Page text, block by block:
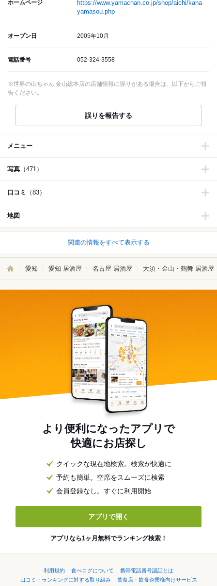
ホームページ
https://www.yamachan.co.jp/shop/aichi/kana
yamasou.php
オープン日 2005年10月
電話番号 052-324-3558
※世界の山ちゃん 金山総本店の店舗情報に誤りがある場合は、以下からご報
告ください。
誤りを報告する
メニュー
写真 （471）
口コミ （83）
地図
関連の情報をすべて表示する
愛知 愛知 居酒屋 名古屋 居酒屋 大須・金山・鶴舞 居酒屋
より便利になったアプリで
快適にお店探し
クイックな現在地検索。検索が快適に
予約も簡単。空席をスムーズに検索
会員登録なし。すぐに利用開始
アプリで開く
アプリなら1ヶ月無料でランキング検索！
利用規約 食べログについて
携帯電話番号認証とは
口コミ・ランキングに対する取り組み
飲食店・飲食企業様向けサービス